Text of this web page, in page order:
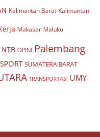
Kalimantan Barat Kalimantan
Makasar Maluku
NTB OPINI Palembang
SPORT SUMATERA BARAT
TRANSPORTASI UMY